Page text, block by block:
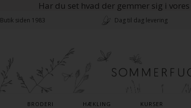
Har du set hvad der gemmer sig i
Butik siden 1983 Dag til dag levering
BRODERI HÆKLING KURSER